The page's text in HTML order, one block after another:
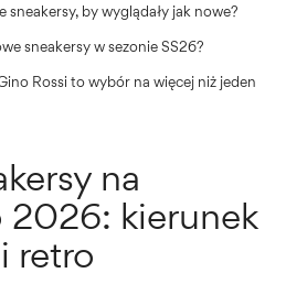
sneakersy, by wyglądały jak nowe?
sneakersy w sezonie SS26?
Rossi to wybór na więcej niż jeden
na
2026: kierunek
retro